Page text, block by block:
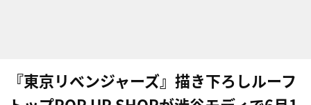
『東京リベンジャーズ』描き下ろしルーフ